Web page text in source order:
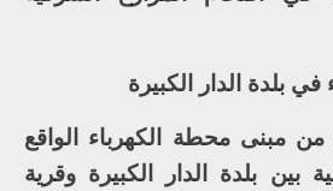
بلدة الدار الكبيرة
مبنى محطة الكهرباء الواقع
بين بلدة الدار الكبيرة وقرية